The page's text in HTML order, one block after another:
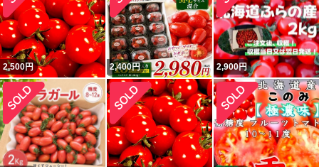
2,500円 2,400円 2,900円